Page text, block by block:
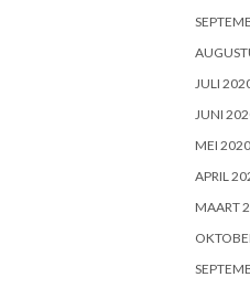
JULI
JUNI
MEI 2020
APRIL
MAART